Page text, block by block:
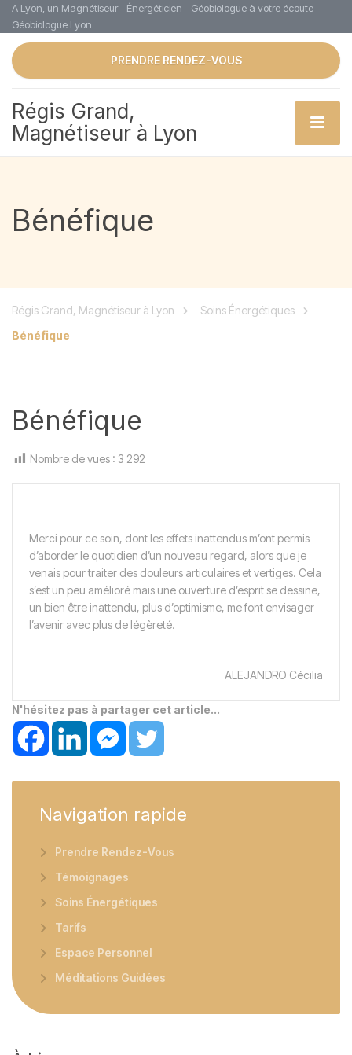
A Lyon, un Magnétiseur - Énergéticien - Géobiologue à votre écoute
Géobiologue Lyon
PRENDRE RENDEZ-VOUS
Régis Grand,
Magnétiseur à Lyon
Bénéfique
Régis Grand, Magnétiseur à Lyon
Soins Énergétiques
Bénéfique
Bénéfique
Nombre de vues : 3 292
Merci pour ce soin, dont les effets inattendus m’ont permis
d’aborder le quotidien d’un nouveau regard, alors que je
venais pour traiter des douleurs articulaires et vertiges. Cela
s’est un peu amélioré mais une ouverture d’esprit se dessine,
un bien être inattendu, plus d’optimisme, me font envisager
l’avenir avec plus de légèreté.
ALEJANDRO Cécilia
N'hésitez pas à partager cet article...
Navigation rapide
Prendre Rendez-Vous
Témoignages
Soins Énergétiques
Tarifs
Espace Personnel
Méditations Guidées